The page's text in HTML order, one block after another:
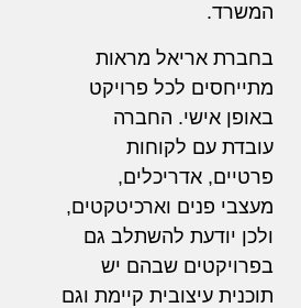
המשרד.
בחברת אריאל מראות
מתייחסים לכל פרויקט
באופן אישי. החברה
עובדת עם לקוחות
פרטיים, אדריכלים,
מעצבי פנים וארכיטקטים,
ולכן יודעת להשתלב גם
בפרויקטים שבהם יש
תוכנית עיצובית קיימת וגם